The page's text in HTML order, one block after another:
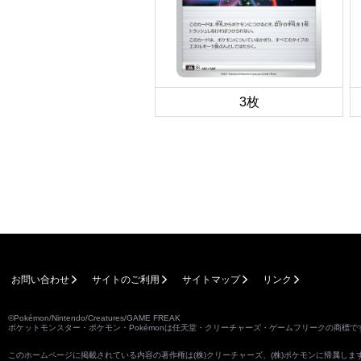
3枚
お問い合わせ サイトのご利用 サイトマップ リンク
©Pokémon/Nintendo/Creatures/GAME FREAK
ポケットモンスター・ポケモン・Pokémonは任天堂・クリーチャーズ・ゲームフリークの商標で
このホームページに掲載されている内容の著作権は(株)クリーチャーズ、(株)ポケモンに帰属し